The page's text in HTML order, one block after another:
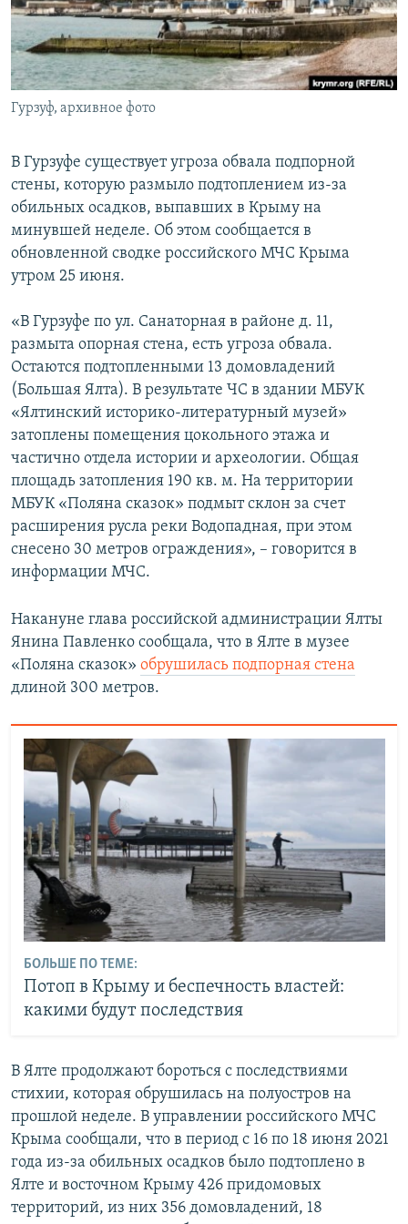
ПОБЕДИТЕЛЕЙ НЕ СУДЯТ?
КРЫМ.НЕПОКОРЕННЫЙ
ELIFBE
УКРАИНСКАЯ ПРОБЛЕМА КРЫМА
ПРИСОЕДИНЯЙТЕСЬ!
Гурзуф, архивное фото
В Гурзуфе существует угроза обвала подпорной
стены, которую размыло подтоплением из-за
обильных осадков, выпавших в Крыму на
минувшей неделе. Об этом сообщается в
обновленной сводке российского МЧС Крыма
утром 25 июня.
«В Гурзуфе по ул. Санаторная в районе д. 11,
размыта опорная стена, есть угроза обвала.
Остаются подтопленными 13 домовладений
(Большая Ялта). В результате ЧС в здании МБУК
«Ялтинский историко-литературный музей»
затоплены помещения цокольного этажа и
частично отдела истории и археологии. Общая
площадь затопления 190 кв. м. На территории
МБУК «Поляна сказок» подмыт склон за счет
расширения русла реки Водопадная, при этом
снесено 30 метров ограждения», – говорится в
информации МЧС.
Накануне глава российской администрации Ялты
Янина Павленко сообщала, что в Ялте в музее
«Поляна сказок» обрушилась подпорная стена
длиной 300 метров.
БОЛЬШЕ ПО ТЕМЕ:
Потоп в Крыму и беспечность властей:
какими будут последствия
В Ялте продолжают бороться с последствиями
стихии, которая обрушилась на полуостров на
прошлой неделе. В управлении российского МЧС
Крыма сообщали, что в период с 16 по 18 июня 2021
года из-за обильных осадков было подтоплено в
Ялте и восточном Крыму 426 придомовых
территорий, из них 356 домовладений, 18